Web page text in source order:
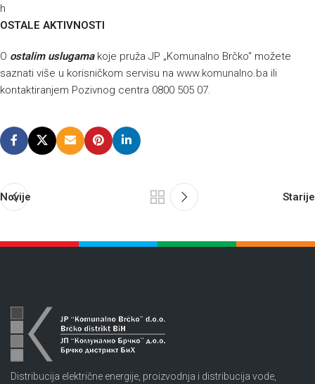
h
OSTALE AKTIVNOSTI
O ostalim uslugamakoje pruža JP „Komunalno Brčko“ možete
saznati više u korisničkom servisu na www.komunalno.ba ili
kontaktiranjem Pozivnog centra 0800 505 07.
Novije Starije
Distribucija električne energije, proizvodnja i distribucija vode,